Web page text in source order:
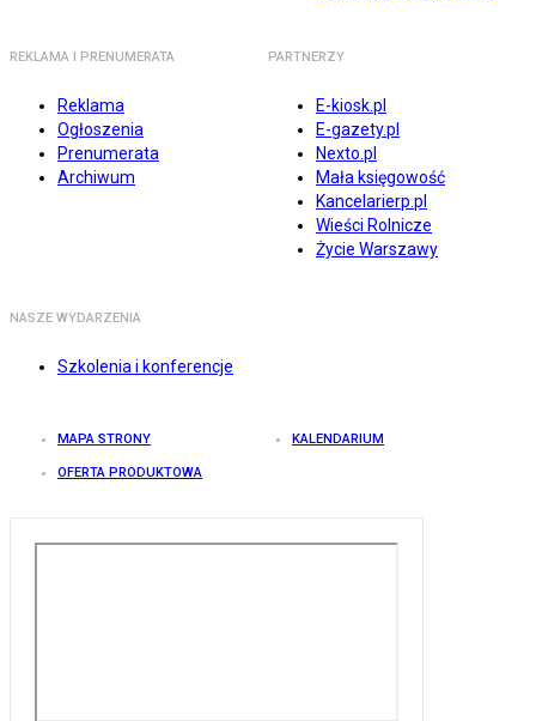
REKLAMA I PRENUMERATA
Reklama
Ogłoszenia
Prenumerata
Archiwum
PARTNERZY
E-kiosk.pl
E-gazety.pl
Nexto.pl
Mała księgowość
Kancelarierp.pl
Wieści Rolnicze
Życie Warszawy
NASZE WYDARZENIA
Szkolenia i konferencje
MAPA STRONY KALENDARIUM
OFERTA PRODUKTOWA